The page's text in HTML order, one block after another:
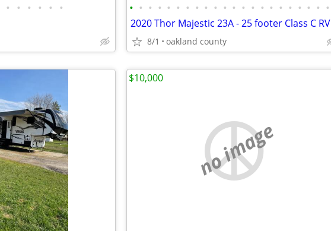
• • • • • • • • • • • • • • • • • • • • • • • • • • • •
2020 Thor Majestic 23A - 25 footer Class C RV
8/1 oakland county
no image
$10,000